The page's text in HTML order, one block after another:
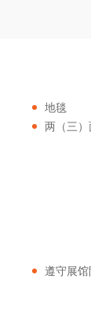
地毯
两（三）
遵守展馆